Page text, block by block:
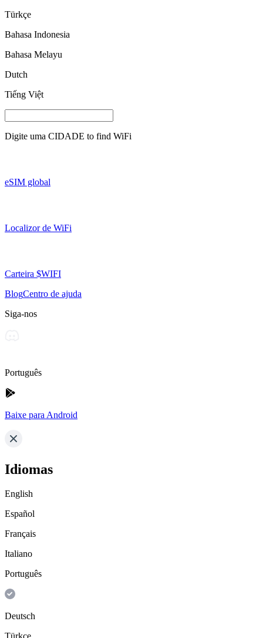
Türkçe
Bahasa Indonesia
Bahasa Melayu
Dutch
Tiếng Việt
Digite uma CIDADE to find WiFi
eSIM global
Localizor de WiFi
Carteira $WIFI
BlogCentro de ajuda
Siga-nos
Português
Baixe para Android
Idiomas
English
Español
Français
Italiano
Português
Deutsch